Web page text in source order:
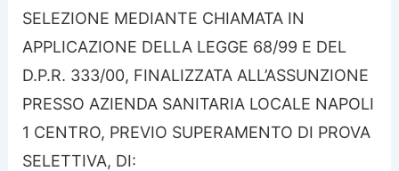
SELEZIONE MEDIANTE CHIAMATA IN
APPLICAZIONE DELLA LEGGE 68/99 E DEL
D.P.R. 333/00, FINALIZZATA ALL’ASSUNZIONE
PRESSO AZIENDA SANITARIA LOCALE NAPOLI
1 CENTRO, PREVIO SUPERAMENTO DI PROVA
SELETTIVA, DI: